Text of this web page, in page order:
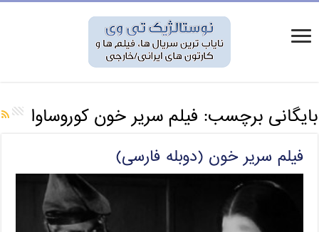
بایگانی برچسب: فیلم سریر خون کوروساوا
فیلم سریر خون (دوبله فارسی)